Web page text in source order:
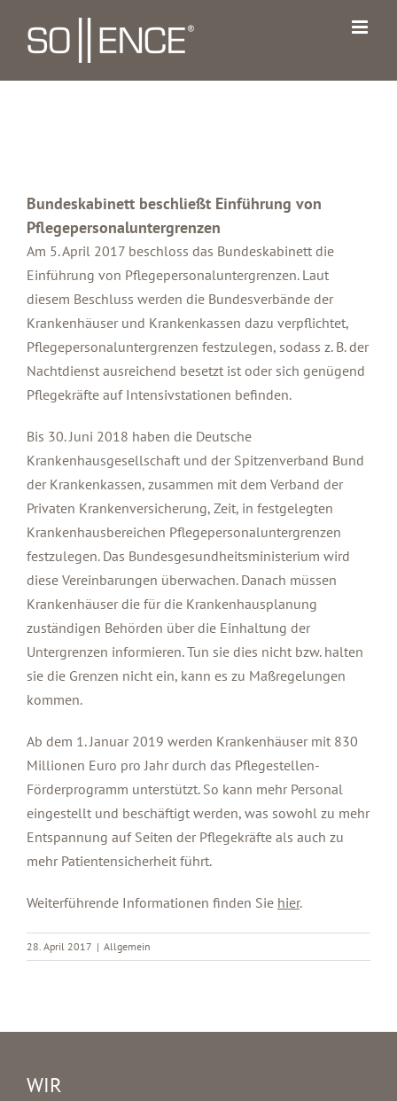
Inhalt
springen
Bundeskabinett beschließt Einführung von
Pflegepersonaluntergrenzen
Am 5. April 2017 beschloss das Bundeskabinett die
Einführung von Pflegepersonaluntergrenzen. Laut
diesem Beschluss werden die Bundesverbände der
Krankenhäuser und Krankenkassen dazu verpflichtet,
Pflegepersonaluntergrenzen festzulegen, sodass z. B. der
Nachtdienst ausreichend besetzt ist oder sich genügend
Pflegekräfte auf Intensivstationen befinden.
Bis 30. Juni 2018 haben die Deutsche
Krankenhausgesellschaft und der Spitzenverband Bund
der Krankenkassen, zusammen mit dem Verband der
Privaten Krankenversicherung, Zeit, in festgelegten
Krankenhausbereichen Pflegepersonaluntergrenzen
festzulegen. Das Bundesgesundheitsministerium wird
diese Vereinbarungen überwachen. Danach müssen
Krankenhäuser die für die Krankenhausplanung
zuständigen Behörden über die Einhaltung der
Untergrenzen informieren. Tun sie dies nicht bzw. halten
sie die Grenzen nicht ein, kann es zu Maßregelungen
kommen.
Ab dem 1. Januar 2019 werden Krankenhäuser mit 830
Millionen Euro pro Jahr durch das Pflegestellen-
Förderprogramm unterstützt. So kann mehr Personal
eingestellt und beschäftigt werden, was sowohl zu mehr
Entspannung auf Seiten der Pflegekräfte als auch zu
mehr Patientensicherheit führt.
Weiterführende Informationen finden Sie hier.
28. April 2017 | Allgemein
WIR